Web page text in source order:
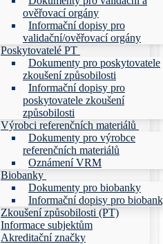
ověřovací orgány
Informační dopisy pro
validační/ověřovací orgány
Poskytovatelé PT
Dokumenty pro poskytovatele
zkoušení způsobilosti
Informační dopisy pro
poskytovatele zkoušení
způsobilosti
Výrobci referenčních materiálů
Dokumenty pro výrobce
referenčních materiálů
Oznámení VRM
Biobanky
Dokumenty pro biobanky
Informační dopisy pro
Zkoušení způsobilosti (PT)
Informace subjektům
Akreditační značky